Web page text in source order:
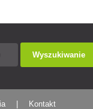
Wyszukiwanie
Kontakt